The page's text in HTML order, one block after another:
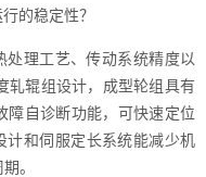
的稳定性？
理工艺、传动系统精度以
轧辊组设计，成型轮组具有
障自诊断功能，可快速定位
计和伺服定长系统能减少机
。